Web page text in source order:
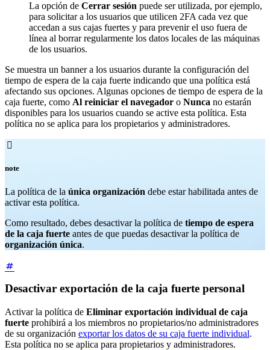
La opción de Cerrar sesión puede ser utilizada, por ejemplo,
para solicitar a los usuarios que utilicen 2FA cada vez que
accedan a sus cajas fuertes y para prevenir el uso fuera de
línea al borrar regularmente los datos locales de las máquinas
de los usuarios.
Se muestra un banner a los usuarios durante la configuración del
tiempo de espera de la caja fuerte indicando que una política está
afectando sus opciones. Algunas opciones de tiempo de espera de la
caja fuerte, como Al reiniciar el navegador o Nunca no estarán
disponibles para los usuarios cuando se active esta política. Esta
política no se aplica para los propietarios y administradores.

note
La política de la única organización debe estar habilitada antes de
activar esta política.
Como resultado, debes desactivar la política de tiempo de espera
de la caja fuerte antes de que puedas desactivar la política de
organización única.
Desactivar exportación de la caja fuerte personal
Activar la política de Eliminar exportación individual de caja
fuerte prohibirá a los miembros no propietarios/no administradores
de su organización exportar los datos de su caja fuerte individual.
Esta política no se aplica para propietarios y administradores.